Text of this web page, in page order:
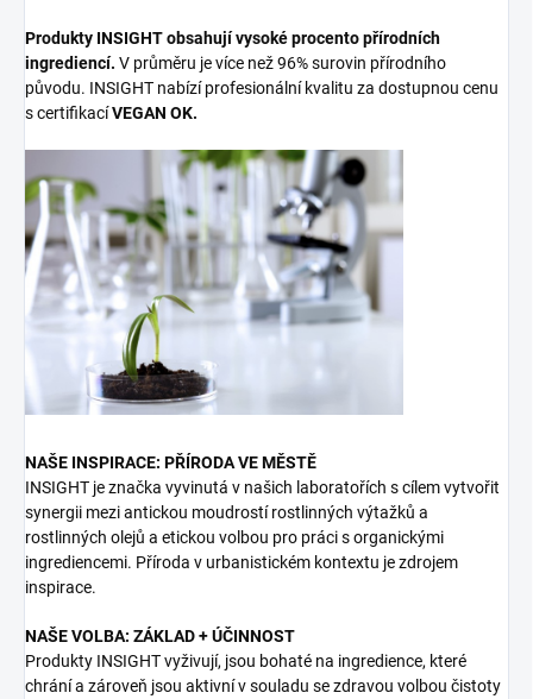
Produkty INSIGHT obsahují vysoké procento přírodních
ingrediencí. V průměru je více než 96% surovin přírodního
původu. INSIGHT nabízí profesionální kvalitu za dostupnou cenu
s certifikacíVEGAN OK.
NAŠE INSPIRACE: PŘÍRODA VE MĚSTĚ
INSIGHT je značka vyvinutá v našich laboratořích s cílem vytvořit
synergii mezi antickou moudrostí rostlinných výtažků a
rostlinných olejů a etickou volbou pro práci s organickými
ingrediencemi. Příroda v urbanistickém kontextu je zdrojem
inspirace.
NAŠE VOLBA: ZÁKLAD + ÚČINNOST
Produkty INSIGHT vyživují, jsou bohaté na ingredience, které
chrání a zároveň jsou aktivní v souladu se zdravou volbou čistoty